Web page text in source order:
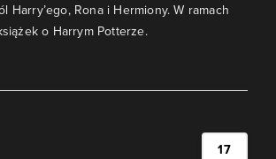
Harry’ego, Rona i Hermiony. W ramach
o Harrym Potterze.
17